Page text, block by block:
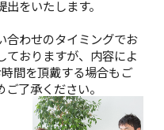
をいたします。
合わせのタイミングでお
ておりますが、内容によ
間を頂戴する場合もご
了承ください。